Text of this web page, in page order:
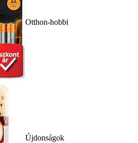
Otthon-hobbi
Újdonságok